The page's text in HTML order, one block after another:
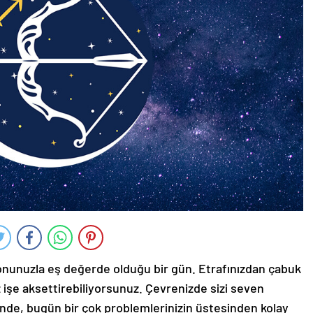
eş değerde olduğu bir gün. Etrafınızdan çabuk
işe aksettirebiliyorsunuz. Çevrenizde sizi seven
bugün bir çok problemlerinizin üstesinden kolay